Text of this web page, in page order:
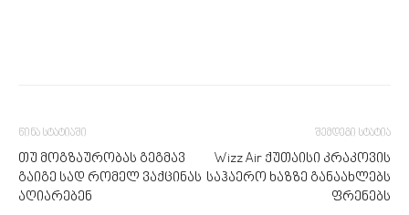
წინა სტატიაში
თუ მოგზაურობას გეგმავ
გაიგე სად რომელ ვაქცინას
აღიარებენ
შემდეგი სტატია
Wizz Air ქუთაისი კრაკოვის
საჰაერო ხაზზე განაახლებს
ფრენებს